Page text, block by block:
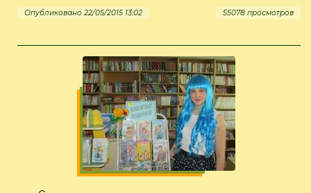
Опубликовано 22/05/2015 13:02 55078 просмотров